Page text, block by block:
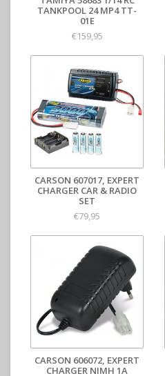
TANKPOOL 24 MP4 TT-
01E
€159,95
CARSON 607017, EXPERT
CHARGER CAR & RADIO
SET
€79,95
CARSON 606072, EXPERT
CHARGER NIMH 1A